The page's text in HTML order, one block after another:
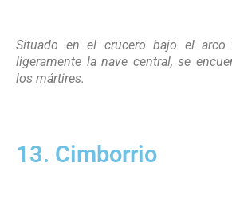
Situado en el crucero bajo el arco
ligeramente la nave central, se
los mártires.
13. Cimborrio